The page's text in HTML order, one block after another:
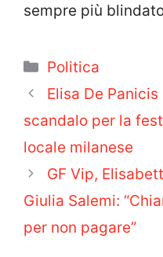
sempre più
Categorie
Politica
Elisa De
scandalo per la
locale milanese
GF Vip,
Giulia Salemi:
per non pagare”